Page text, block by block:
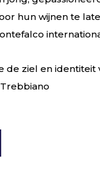
hun wijnen te
de ziel en